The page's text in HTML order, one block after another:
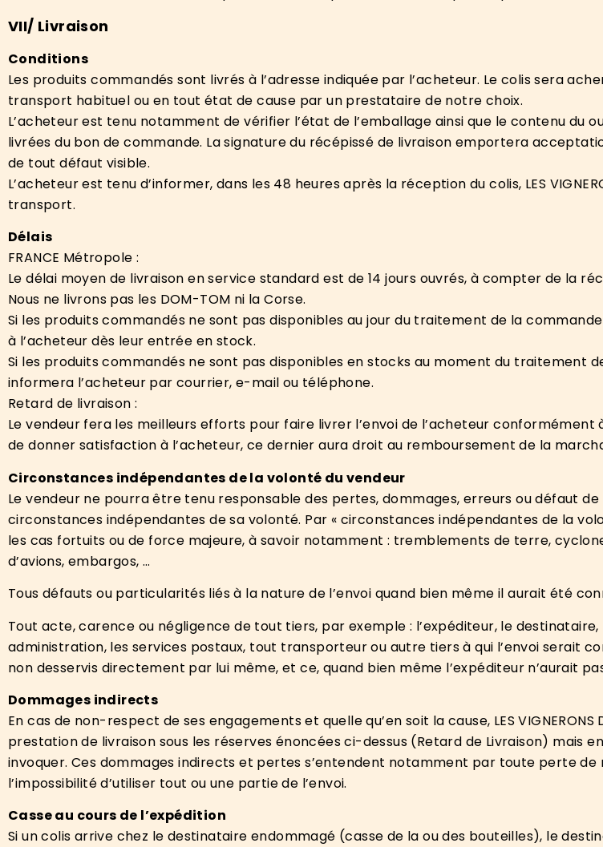
VII/ Livraison
Conditions
Les produits commandés sont livrés à l’adresse indiquée par l’acheteur. Le colis sera
transport habituel ou en tout état de cause par un prestataire de notre choix.
L’acheteur est tenu notamment de vérifier l’état de l’emballage ainsi que le contenu
livrées du bon de commande. La signature du récépissé de livraison emportera
de tout défaut visible.
L’acheteur est tenu d’informer, dans les 48 heures après la réception du colis, LES
transport.
Délais
FRANCE Métropole :
Le délai moyen de livraison en service standard est de 14 jours ouvrés, à compter de la
Nous ne livrons pas les DOM-TOM ni la Corse.
Si les produits commandés ne sont pas disponibles au jour du traitement de la
à l’acheteur dès leur entrée en stock.
Si les produits commandés ne sont pas disponibles en stocks au moment du traitement
informera l’acheteur par courrier, e-mail ou téléphone.
Retard de livraison :
Le vendeur fera les meilleurs efforts pour faire livrer l’envoi de l’acheteur conformément
de donner satisfaction à l’acheteur, ce dernier aura droit au remboursement de la
Circonstances indépendantes de la volonté du vendeur
Le vendeur ne pourra être tenu responsable des pertes, dommages, erreurs ou défaut de
circonstances indépendantes de sa volonté. Par « circonstances indépendantes de la
les cas fortuits ou de force majeure, à savoir notamment : tremblements de terre,
d’avions, embargos, …
Tous défauts ou particularités liés à la nature de l’envoi quand bien même il aurait été
Tout acte, carence ou négligence de tout tiers, par exemple : l’expéditeur, le
administration, les services postaux, tout transporteur ou autre tiers à qui l’envoi serait
non desservis directement par lui même, et ce, quand bien même l’expéditeur n’aurait
Dommages indirects
En cas de non-respect de ses engagements et quelle qu’en soit la cause, LES
prestation de livraison sous les réserves énoncées ci-dessus (Retard de Livraison) mais
invoquer. Ces dommages indirects et pertes s’entendent notamment par toute perte
l’impossibilité d’utiliser tout ou une partie de l’envoi.
Casse au cours de l’expédition
Si un colis arrive chez le destinataire endommagé (casse de la ou des bouteilles), le